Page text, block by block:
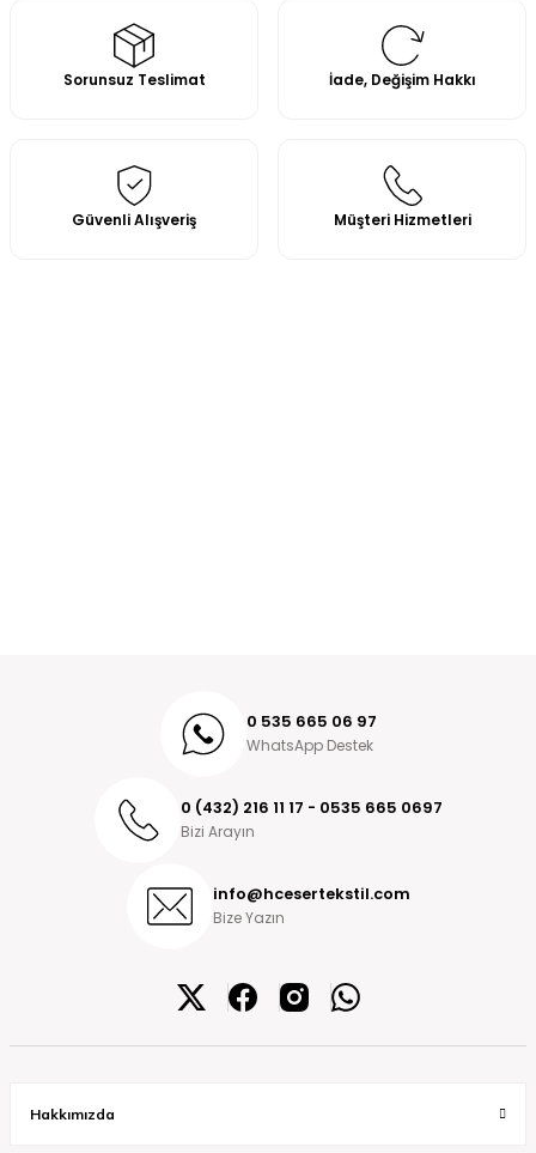
Sorunsuz Teslimat İade, Değişim Hakkı
Güvenli Alışveriş Müşteri Hizmetleri
0 535 665 06 97
WhatsApp Destek
0 (432) 216 11 17 - 0535 665 0697
Bizi Arayın
info@hcesertekstil.com
Bize Yazın
Hakkımızda